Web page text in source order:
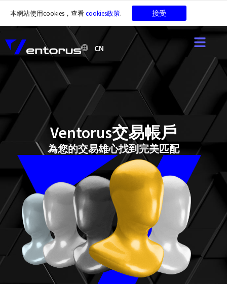
CN
Ventorus交易帳戶
為您的交易雄心找到完美匹配
本網站使用cookies，查看cookies政策. 接受